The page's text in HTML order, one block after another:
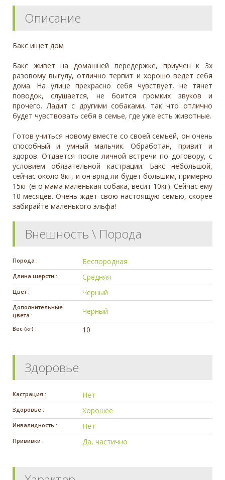
Описание
Бакс ищет дом
Бакс живет на домашней передержке, приучен к 3х
разовому выгулу, отлично терпит и хорошо ведет себя
дома. На улице прекрасно себя чувствует, не тянет
поводок, слушается, не боится громких звуков и
прочего. Ладит с другими собаками, так что отлично
будет чувствовать себя в семье, где уже есть животные.
Готов учиться новому вместе со своей семьей, он очень
способный и умный мальчик. Обработан, привит и
здоров. Отдается после личной встречи по договору, с
условием обязательной кастрации. Бакс небольшой,
сейчас около 8кг, и он вряд ли будет большим, примерно
15кг (его мама маленькая собака, весит 10кг). Сейчас ему
10 месяцев. Очень ждёт свою настоящую семью, скорее
забирайте маленького эльфа!
Внешность \ Порода
Порода : Беспородная
Длина шерсти : Средняя
Цвет : Черный
Дополнительные
цвета :
Черный
Вес (кг) : 10
Здоровье
Кастрация : Нет
Здоровье : Хорошее
Инвалидность : Нет
Прививки : Да, частично